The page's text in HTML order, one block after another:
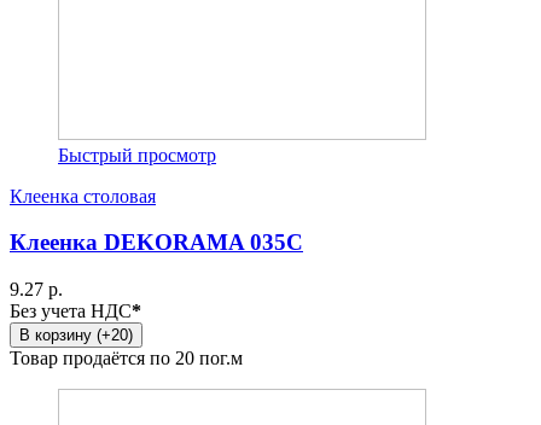
Быстрый просмотр
Клеенка столовая
Клеенка DEKORAMA 035C
9.27 р.
Без учета НДС*
В корзину (+20)
Товар продаётся по 20 пог.м